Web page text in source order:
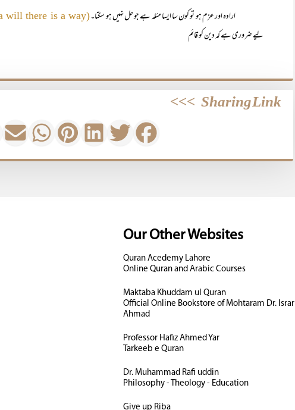
ارادہ اور عزم ہو تو کون سا ایسا مئلہ ہے جو حل نہیں ہو سکتا۔(Where there is a will there is a way)
لیے ضروری ہے کہ دین کو قائم
Sharing Link
>>>
Our Other Websites
Quran Acedemy Lahore
Online Quran and Arabic Courses
Maktaba Khuddam ul Quran
Official Online Bookstore of Mohtaram Dr. Israr
Ahmad
Professor Hafiz Ahmed Yar
Tarkeeb e Quran
Dr. Muhammad Rafi uddin
Philosophy - Theology - Education
Give up Riba